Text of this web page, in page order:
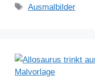
Schlagwörter
Ausmalbilder